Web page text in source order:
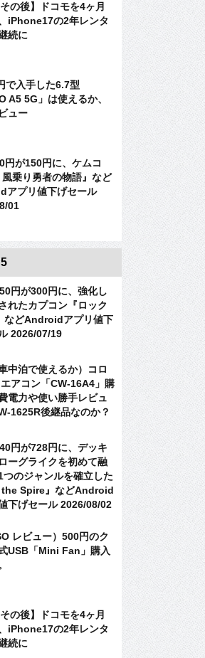
その後】ドコモを4ヶ月
iPhone17の2年レンタ
続に
で入手した6.7型
A5 5G」は使えるか、
ュー
円が150円に、ケムコ
風乗り勇者の物語』など
アプリ値下げセール
01
円が300円に、強化し
れたカプコン『ロック
などAndroidアプリ値下
2026/07/19
中泊で使えるか）コロ
アコン「CW-16A4」購
電力や使い勝手レビュ
1625R後継品なのか？
円が728円に、デッキ
ーグライクを初めて融
つのジャンルを確立した
the Spire』などAndroid
下げセール 2026/08/02
レビュー）500円のク
USB「Mini Fan」購入
その後】ドコモを4ヶ月
iPhone17の2年レンタ
続に